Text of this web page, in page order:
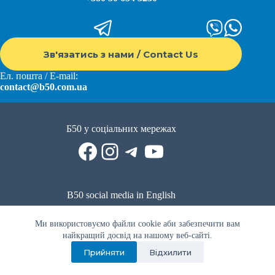
Ми використовуємо файли cookie аби забезпечити вам
найкращий досвід на нашому веб-сайті.
Прийняти Відхилити
Зв'язатись з нами / Contact Us
Ел. пошта / E-mail:
contact@b50.com.ua
Б50 у соціальних мережах
Facebook
Instagram
Telegram
YouTube
B50 social media in English
Reddit
Facebook
LinkedIn
YouTube
WhatsApp
Політика приватності|Публічна оферта|Умови використання
Privacy Policy|Public offer Terms of use